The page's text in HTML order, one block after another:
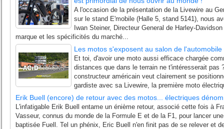
A l'occasion de la présentation de la Livewire au
sur le stand E'mobile (Halle 5, stand 5141), nous
Iwan Steiner, Directeur General de Harley-
marque et les spécificités du marché...
Les motos s'exposent au salon de
Et toi, d'avoir une moto aussi efficace chargée
distances que dans le terrain ne t'intéresserait pas
constructeur américain veut clairement se
gardiste avec sa Livewire, la première moto
Erik Buell (encore) de retour avec des motos... électriques
L'infatigable Erik Buell entame un énième retour, associé cette fois à
Vasseur, connus du monde de la Formule E et de la F1, pour lancer
baptisée Fuell. Tel un phénix, Eric Buell n'en finit pas de se relever et